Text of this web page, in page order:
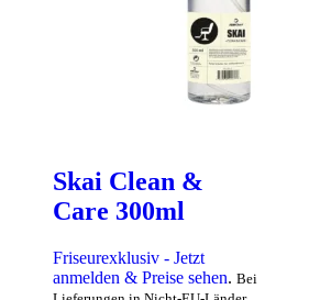
Skai Clean &
Care 300ml
Friseurexklusiv - Jetzt
anmelden & Preise sehen. Bei